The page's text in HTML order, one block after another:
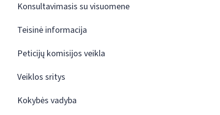
Konsultavimasis su visuomene
Teisinė informacija
Peticijų komisijos veikla
Veiklos sritys
Kokybės vadyba